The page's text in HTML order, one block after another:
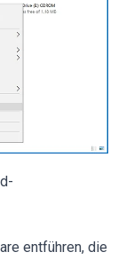
entführen, die